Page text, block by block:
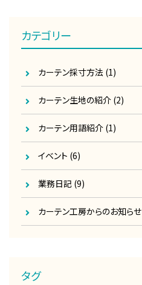
カテゴリー
カーテン採寸方法 (1)
カーテン生地の紹介 (2)
カーテン用語紹介 (1)
イベント (6)
業務日記 (9)
カーテン工房からのお知らせ
タグ